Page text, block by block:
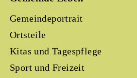
Gemeindeportrait
Ortsteile
Kitas und Tagespflege
Sport und Freizeit